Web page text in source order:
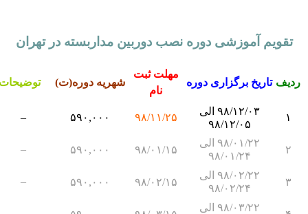
تقویم آموزشی دوره نصب دوربین مداربسته در تهران
تاریخ برگزاری دوره
مهلت ثبت
نام
شهریه دوره(ت) توضیحات
۹۸/۱۲/۰۳ الی
۹۸/۱۲/۰۵
۹۸/۱۱/۲۵ ۵۹۰,۰۰۰
۹۸/۰۱/۲۲ الی
۹۸/۰۱/۲۴
۹۸/۰۱/۱۵ ۵۹۰,۰۰۰
۹۸/۰۲/۲۲ الی
۹۸/۰۲/۲۴
۹۸/۰۲/۱۵ ۵۹۰,۰۰۰
۹۸/۰۳/۲۲ الی